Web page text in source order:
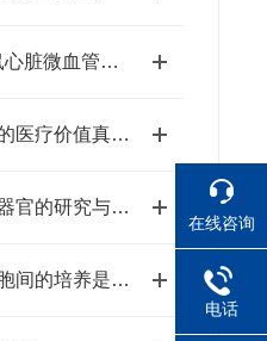
SD大鼠乳鼠心脏微血管内皮细胞原代分离培养方法
充质干细胞的医疗价值真的很高
肠道肿瘤类器官的研究与应用
原代心肌细胞间的培养是为了什么？
在线咨询
电话